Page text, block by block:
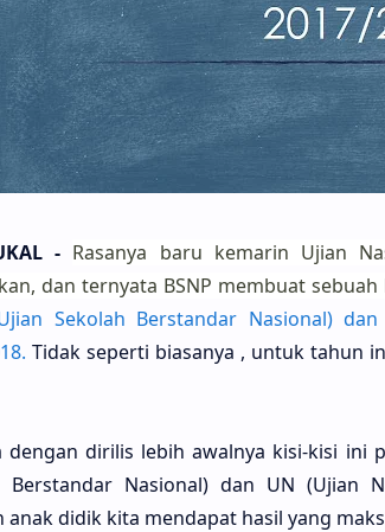
- Rasanya baru kemarin Ujian
dan ternyata BSNP membuat
Sekolah Berstandar Nasional)
Tidak seperti biasanya , untuk tahun
dengan dirilis lebih awalnya kisi-kisi ini
Berstandar Nasional) dan UN (Ujian
anak didik kita mendapat hasil yang